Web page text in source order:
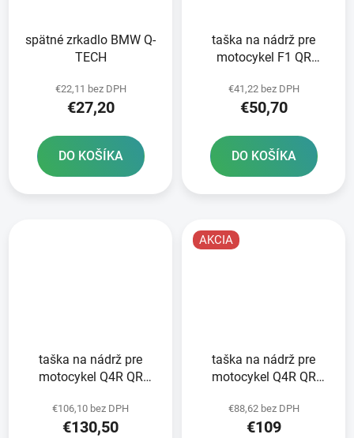
spätné zrkadlo BMW Q-
TECH
€22,11 bez DPH
€27,20
DO KOŠÍKA
taška na nádrž pre
motocykel F1 QR
rýchloupínacím
systémom pre uzávery
€41,22 bez DPH
€50,70
DO KOŠÍKA
taška na nádrž pre
motocykel Q4R QR
s rýchloupínacím
systémom pre uzávery
€106,10 bez DPH
€130,50
AKCIA
taška na nádrž pre
motocykel Q4R QR
rýchloupínacím
systémom pre uzávery
€88,62 bez DPH
€109